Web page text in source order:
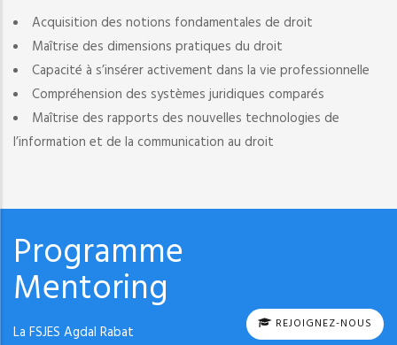
Acquisition des notions fondamentales de droit
Maîtrise des dimensions pratiques du droit
Capacité à s’insérer activement dans la vie professionnelle
Compréhension des systèmes juridiques comparés
Maîtrise des rapports des nouvelles technologies de
l’information et de la communication au droit
Programme
Mentoring
La FSJES Agdal Rabat
REJOIGNEZ-NOUS